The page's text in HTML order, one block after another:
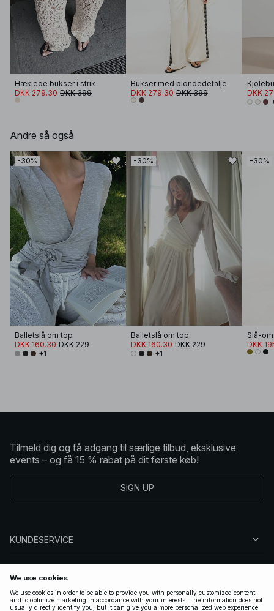
Hæklede bukser i strik
DKK 279.30 DKK 399
Bukser med blondedetalje
DKK 279.30 DKK 399
DKK
Andre så også
-30%
Balletslå om top
DKK 160.30 DKK 229
+1
-30%
Balletslå om top
DKK 160.30 DKK 229
+1
-30%
Slå-
DKK
Tilmeld dig og få adgang til særlige tilbud, eksklusive
events – og få 15 % rabat på dit første køb!
SIGN UP
KUNDESERVICE
FØLG OS